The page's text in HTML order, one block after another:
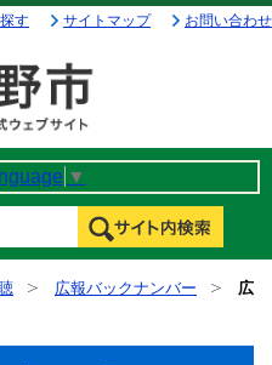
す サイトマップ お問い合わせ
▼
広報バックナンバー
広